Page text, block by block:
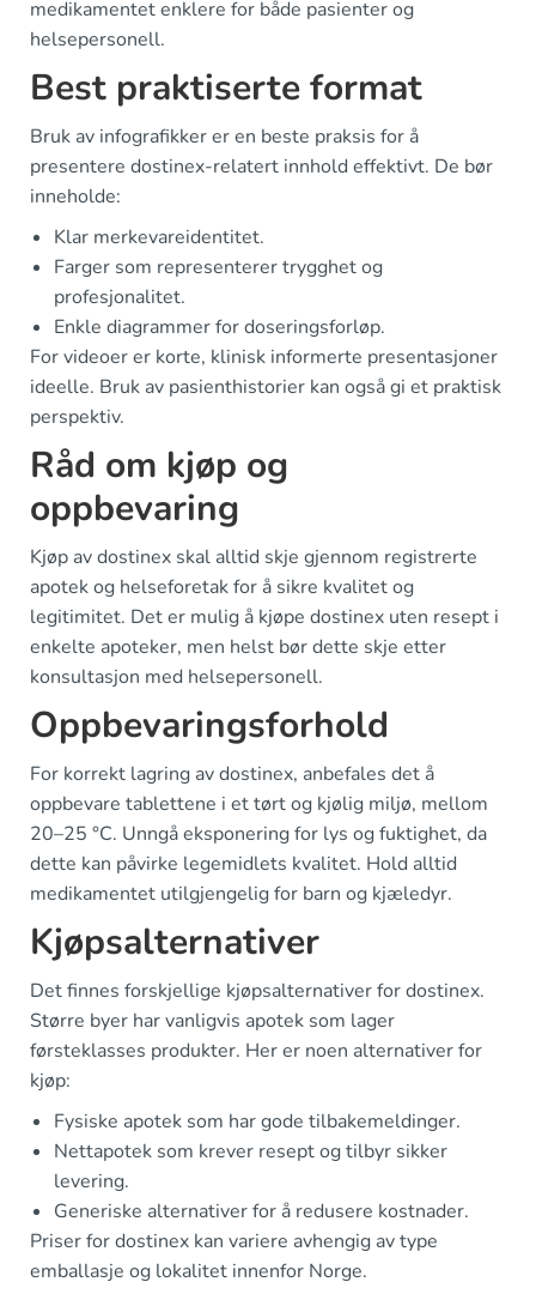
medikamentet enklere for både pasienter og
helsepersonell.
Best praktiserte format
Bruk av infografikker er en beste praksis for å
presentere dostinex-relatert innhold effektivt. De bør
inneholde:
Klar merkevareidentitet.
Farger som representerer trygghet og
profesjonalitet.
Enkle diagrammer for doseringsforløp.
For videoer er korte, klinisk informerte presentasjoner
ideelle. Bruk av pasienthistorier kan også gi et praktisk
perspektiv.
Råd om kjøp og
oppbevaring
Kjøp av dostinex skal alltid skje gjennom registrerte
apotek og helseforetak for å sikre kvalitet og
legitimitet. Det er mulig å kjøpe dostinex uten resept i
enkelte apoteker, men helst bør dette skje etter
konsultasjon med helsepersonell.
Oppbevaringsforhold
For korrekt lagring av dostinex, anbefales det å
oppbevare tablettene i et tørt og kjølig miljø, mellom
20–25 °C. Unngå eksponering for lys og fuktighet, da
dette kan påvirke legemidlets kvalitet. Hold alltid
medikamentet utilgjengelig for barn og kjæledyr.
Kjøpsalternativer
Det finnes forskjellige kjøpsalternativer for dostinex.
Større byer har vanligvis apotek som lager
førsteklasses produkter. Her er noen alternativer for
kjøp:
Fysiske apotek som har gode tilbakemeldinger.
Nettapotek som krever resept og tilbyr sikker
levering.
Generiske alternativer for å redusere kostnader.
Priser for dostinex kan variere avhengig av type
emballasje og lokalitet innenfor Norge.